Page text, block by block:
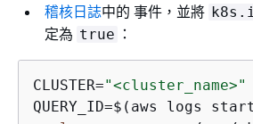
稽核日誌中的 事件，並將
定為 true ：
CLUSTER="<cluster_name>"
QUERY_ID=$(aws logs